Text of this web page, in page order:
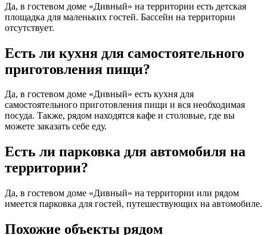
Да, в гостевом доме «Дивный» на территории есть детская
площадка для маленьких гостей. Бассейн на территории
отсутствует.
Есть ли кухня для самостоятельного
приготовления пищи?
Да, в гостевом доме «Дивный» есть кухня для
самостоятельного приготовления пищи и вся необходимая
посуда. Также, рядом находятся кафе и столовые, где вы
можете заказать себе еду.
Есть ли парковка для автомобиля на
территории?
Да, в гостевом доме «Дивный» на территории или рядом
имеется парковка для гостей, путешествующих на автомобиле.
Похожие объекты рядом